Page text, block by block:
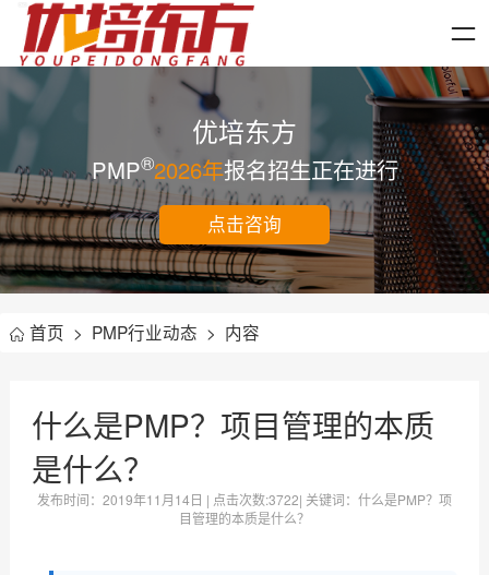
优培东方
PMP®2026年报名招生正在进行
点击咨询
首页 > PMP行业动态 > 内容
什么是PMP？项目管理的本质
是什么？
发布时间： 2019年11月14日 | 点击次数:3722| 关键词：什么是PMP？项
目管理的本质是什么？